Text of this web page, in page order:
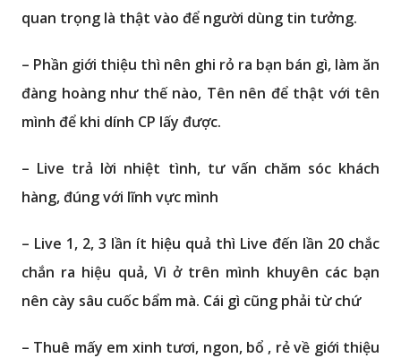
quan trọng là thật vào để người dùng tin tưởng.
– Phần giới thiệu thì nên ghi rỏ ra bạn bán gì, làm ăn
đàng hoàng như thế nào, Tên nên để thật với tên
mình để khi dính CP lấy được.
– Live trả lời nhiệt tình, tư vấn chăm sóc khách
hàng, đúng với lĩnh vực mình
– Live 1, 2, 3 lần ít hiệu quả thì Live đến lần 20 chắc
chắn ra hiệu quả, Vì ở trên mình khuyên các bạn
nên cày sâu cuốc bẩm mà. Cái gì cũng phải từ chứ
– Thuê mấy em xinh tươi, ngon, bổ , rẻ về giới thiệu